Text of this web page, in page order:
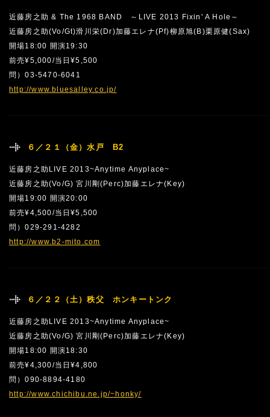
近藤房之助 & The 1968 BAND ～LIVE 2013 Fixin' A Hole～
近藤房之助(Vo/Gt)滑川栄(Dr)加藤エレナ(Pf)柳原旭(B)栗原健(Sax)
開場18:00 開演19:30
前売¥5,000/当日¥5,500
問）03-5470-6041
http://www.bluesalley.co.jp/
６／２１（金）水戸 B2
近藤房之助LIVE 2013~Anytime Anyplace~
近藤房之助(Vo/G) 宮川剛(Perc)加藤エレナ(Key)
開場19:00 開演20:00
前売¥4,500/当日¥5,500
問）029-291-4282
http://www.b2-mito.com
６／２２（土）秩父 ホンキートンク
近藤房之助LIVE 2013~Anytime Anyplace~
近藤房之助(Vo/G) 宮川剛(Perc)加藤エレナ(Key)
開場18:00 開演18:30
前売¥4,300/当日¥4,800
問）090-8894-4180
http://www.chichibu.ne.jp/~honky/